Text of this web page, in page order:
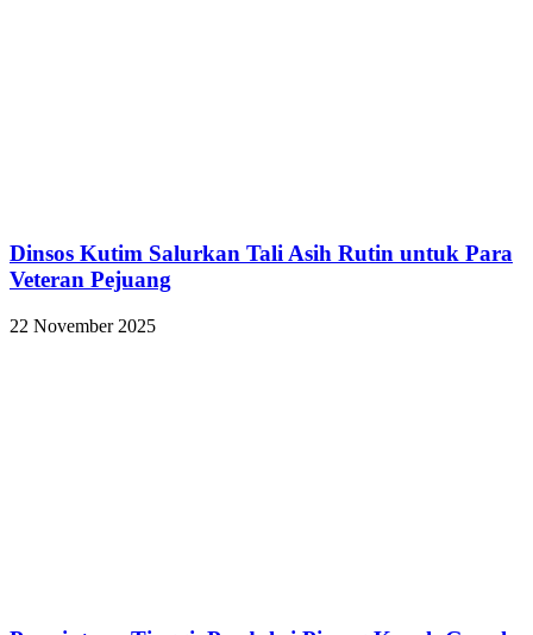
Dinsos Kutim Salurkan Tali Asih Rutin untuk Para
Veteran Pejuang
22 November 2025